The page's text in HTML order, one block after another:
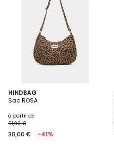
HINDBAG
Sac ROSA
à partir de
51,00 €
30,00 € -41%
5
Couleurs